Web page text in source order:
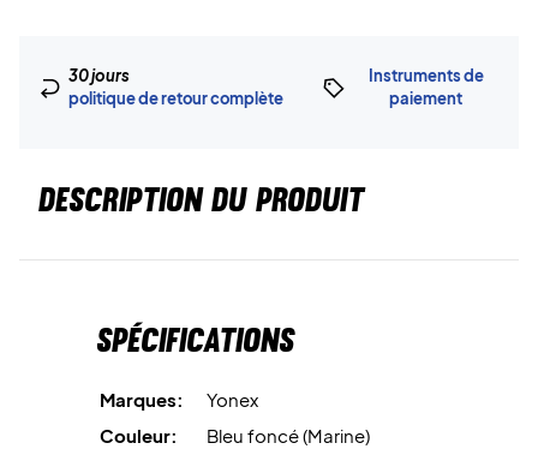
30 jours
politique de retour complète
Instruments de
paiement
DESCRIPTION DU PRODUIT
Spécifications
Marques:
Yonex
Couleur:
Bleu foncé (Marine)